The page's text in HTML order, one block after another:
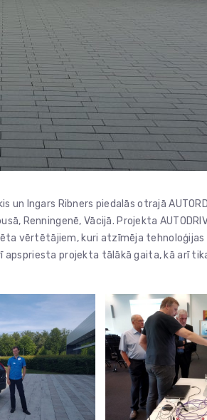
Ingars Ribners piedalās otrajā
Renningenē, Vācijā. Projekta
vērtētājiem, kuri atzīmēja tehnoloģijas
apspriesta projekta tālākā gaita, kā arī